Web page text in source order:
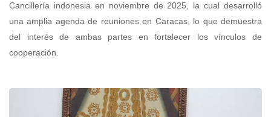
Cancillería indonesia en noviembre de 2025, la cual desarrolló
una amplia agenda de reuniones en Caracas, lo que demuestra
del interés de ambas partes en fortalecer los vínculos de
cooperación.